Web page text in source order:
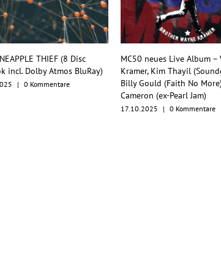
Live Album – Wayne
Kim Thayil (Soundgarden),
(Faith No More), Matt
TesseracT begeistern mit
Konzertfilm und O.S.T. als
Multiformat-Release
17.10.2025 | 0 Kommentare